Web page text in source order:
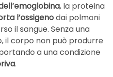
, la proteina
l’ossigenodai polmoni
il sangue. Senza una
il corpo non può produrre
a una condizione
.